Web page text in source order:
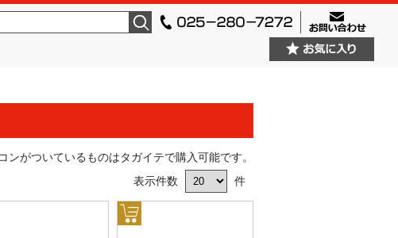
ンがついているものはタガイテで購入可能です。
表示件数
件